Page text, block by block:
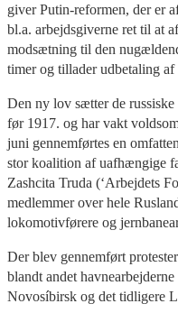
giver Putin-reformen, der er
bl.a. arbejdsgiverne ret til at
modsætning til den
timer og tillader udbetaling
Den ny lov sætter de
før 1917. og har vakt
juni gennemførtes en
stor koalition af uafhængige
Zashcita Truda (‘Arbejdets
medlemmer over hele
lokomotivførere og
Der blev gennemført
blandt andet
Novosíbirsk og det tidligere